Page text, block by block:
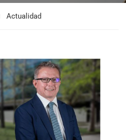
Actualidad